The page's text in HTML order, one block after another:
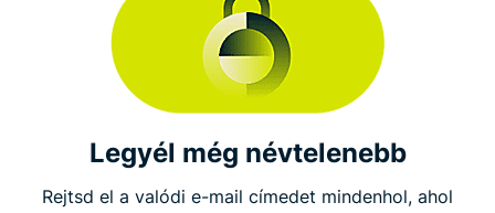
Legyél még névtelenebb
Rejtsd el a valódi e-mail címedet mindenhol, ahol